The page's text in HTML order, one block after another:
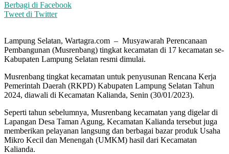
Berbagi di Facebook
Tweet di Twitter
Lampung Selatan, Wartagra.com – Musyawarah Perencanaan
Pembangunan (Musrenbang) tingkat kecamatan di 17 kecamatan se-
Kabupaten Lampung Selatan resmi dimulai.
Musrenbang tingkat kecamatan untuk penyusunan Rencana Kerja
Pemerintah Daerah (RKPD) Kabupaten Lampung Selatan Tahun
2024, diawali di Kecamatan Kalianda, Senin (30/01/2023).
Seperti tahun sebelumnya, Musrenbang kecamatan yang digelar di
Lapangan Desa Taman Agung, Kecamatan Kalianda tersebut juga
memberikan pelayanan langsung dan berbagai bazar produk Usaha
Mikro Kecil dan Menengah (UMKM) hasil dari Kecamatan
Kalianda.